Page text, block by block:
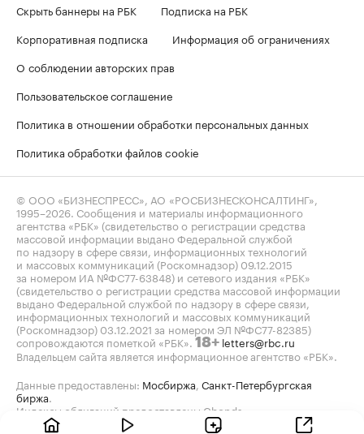
Скрыть баннеры на РБК
Подписка на РБК
Корпоративная подписка
Информация об ограничениях
О соблюдении авторских прав
Пользовательское соглашение
Политика в отношении обработки персональных данных
Политика обработки файлов cookie
© ООО «БИЗНЕСПРЕСС», АО «РОСБИЗНЕСКОНСАЛТИНГ»,
1995–2026 . Сообщения и материалы информационного
агентства «РБК» (свидетельство о регистрации средства
массовой информации выдано Федеральной службой
по надзору в сфере связи, информационных технологий
и массовых коммуникаций (Роскомнадзор) 09.12.2015
за номером ИА №ФС77-63848) и сетевого издания «РБК»
(свидетельство о регистрации средства массовой информации
выдано Федеральной службой по надзору в сфере связи,
информационных технологий и массовых коммуникаций
(Роскомнадзор) 03.12.2021 за номером ЭЛ №ФС77-82385)
сопровождаются пометкой «РБК». 18+ letters@rbc.ru
Владельцем сайта является информационное агентство «РБК».
Данные предоставлены: Мосбиржа Санкт-Петербургская
биржа
Индексы облигаций предоставлены Cbonds.